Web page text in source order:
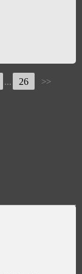
... 26 >>